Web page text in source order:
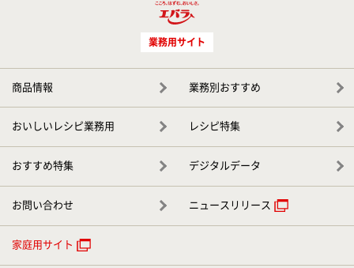
業務用サイト
商品情報 業務別おすすめ
おいしいレシピ業務用 レシピ特集
おすすめ特集 デジタルデータ
お問い合わせ ニュースリリース
家庭用サイト